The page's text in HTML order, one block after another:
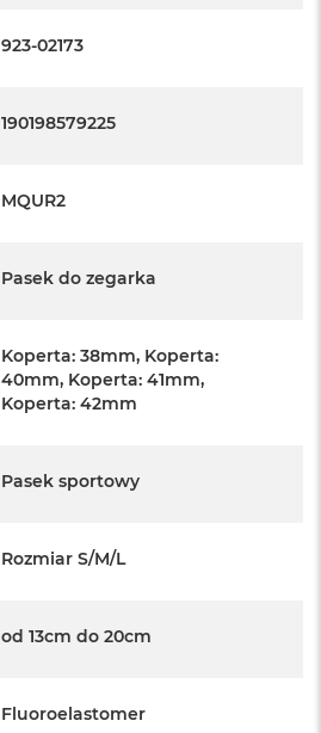
923-02173
190198579225
MQUR2
Pasek do zegarka
Koperta: 38mm, Koperta:
40mm, Koperta: 41mm,
Koperta: 42mm
Pasek sportowy
Rozmiar S/M/L
od 13cm do 20cm
Fluoroelastomer